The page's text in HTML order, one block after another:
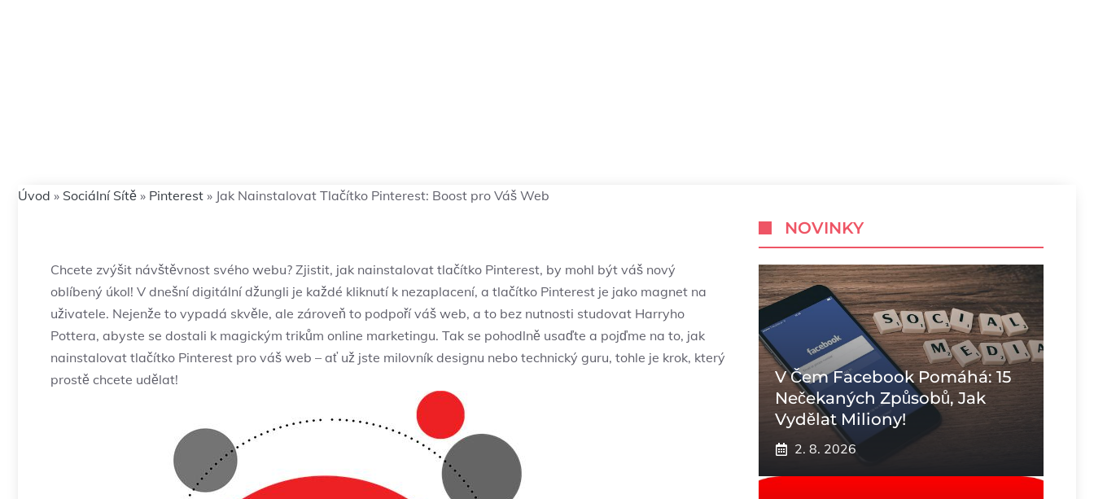
Úvod » Sociální Sítě » Pinterest » Jak Nainstalovat Tlačítko Pinterest: Boost pro Váš Web
Chcete zvýšit návštěvnost svého webu? Zjistit, jak nainstalovat tlačítko Pinterest, by mohl být váš nový
oblíbený úkol! V dnešní digitální džungli je každé kliknutí k nezaplacení, a tlačítko Pinterest je jako magnet na
uživatele. Nejenže to vypadá skvěle, ale zároveň to podpoří váš web, a to bez nutnosti studovat Harryho
Pottera, abyste se dostali k magickým trikům online marketingu. Tak se pohodlně usaďte a pojďme na to, jak
nainstalovat tlačítko Pinterest pro váš web – ať už jste milovník designu nebo technický guru, tohle je krok, který
prostě chcete udělat!
NOVINKY
V Čem Facebook Pomáhá: 15
Nečekaných Způsobů, Jak
Vydělat Miliony!
2. 8. 2026